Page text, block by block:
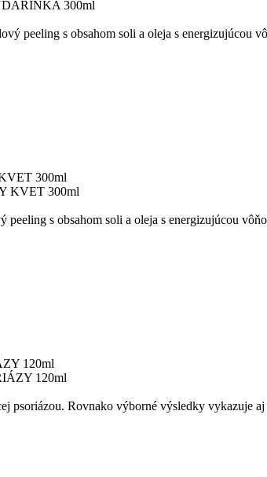
peeling s obsahom soli a oleja s energizujúcou
300ml
s obsahom soli a oleja s energizujúcou
120ml
psoriázou. Rovnako výborné výsledky vykazuje